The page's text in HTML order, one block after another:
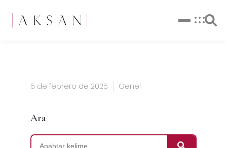
5 de febrero de 2025 Genel
Ara